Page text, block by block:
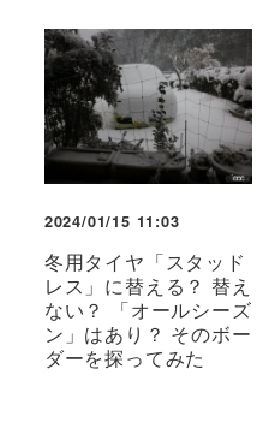
2024/01/15 11:03
冬用タイヤ「スタッド
レス」に替える？ 替え
ない？ 「オールシーズ
ン」はあり？ そのボー
ダーを探ってみた